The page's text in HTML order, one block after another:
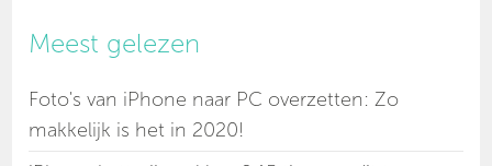
Meest gelezen
Foto's van iPhone naar PC overzetten: Zo
makkelijk is het in 2020!